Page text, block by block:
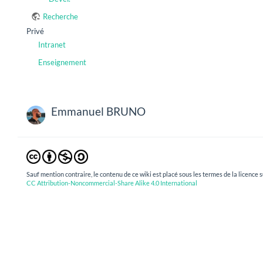
Recherche
Privé
Intranet
Enseignement
Emmanuel BRUNO
Sauf mention contraire, le contenu de ce wiki est placé sous les termes de la licence
CC Attribution-Noncommercial-Share Alike 4.0 International